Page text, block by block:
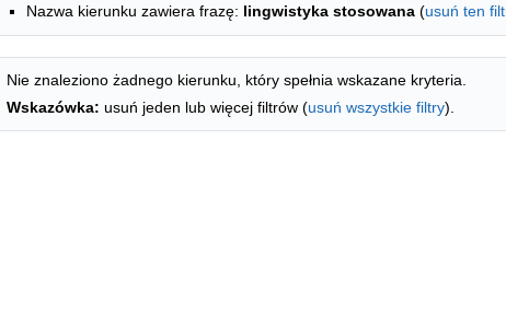
Nazwa kierunku zawiera frazę: lingwistyka stosowana (usuń ten
Nie znaleziono żadnego kierunku, który spełnia wskazane kryteria.
Wskazówka: usuń jeden lub więcej filtrów (usuń wszystkie filtry).